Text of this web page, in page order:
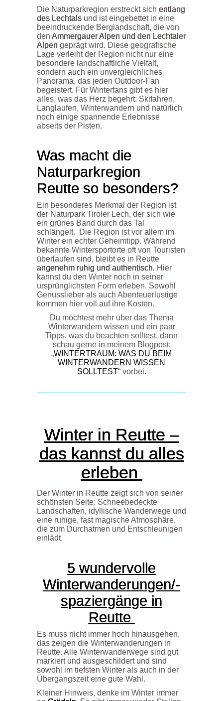
Die Naturparkregion erstreckt sich entlang
des Lechtals und ist eingebettet in eine
beeindruckende Berglandschaft, die von
den Ammergauer Alpen und den Lechtaler
Alpen geprägt wird. Diese geografische
Lage verleiht der Region nicht nur eine
besondere landschaftliche Vielfalt,
sondern auch ein unvergleichliches
Panorama, das jeden Outdoor-Fan
begeistert. Für Winterfans gibt es hier
alles, was das Herz begehrt: Skifahren,
Langlaufen, Winterwandern und natürlich
noch einige spannende Erlebnisse
abseits der Pisten.
Was macht die
Naturparkregion
Reutte so besonders?
Ein besonderes Merkmal der Region ist
der Naturpark Tiroler Lech, der sich wie
ein grünes Band durch das Tal
schlängelt. Die Region ist vor allem im
Winter ein echter Geheimtipp. Während
bekannte Wintersportorte oft von Touristen
überlaufen sind, bleibt es in Reutte
angenehm ruhig und authentisch. Hier
kannst du den Winter noch in seiner
ursprünglichsten Form erleben. Sowohl
Genusslieber als auch Abenteuerlustige
kommen hier voll auf ihre Kosten.
Du möchtest mehr über das Thema
Winterwandern wissen und ein paar
Tipps, was du beachten solltest, dann
schau gerne in meinem Blogpost:
„WINTERTRAUM: WAS DU BEIM
WINTERWANDERN WISSEN
SOLLTEST“ vorbei.
Winter in Reutte –
das kannst du alles
erleben
Der Winter in Reutte zeigt sich von seiner
schönsten Seite: Schneebedeckte
Landschaften, idyllische Wanderwege und
eine ruhige, fast magische Atmosphäre,
die zum Durchatmen und Entschleunigen
einlädt.
5 wundervolle
Winterwanderungen/-
spaziergänge in
Reutte
Es muss nicht immer hoch hinausgehen,
das zeigen die Winterwanderungen in
Reutte. Alle Winterwanderwege sind gut
markiert und ausgeschildert und sind
sowohl im tiefsten Winter als auch in der
Übergangszeit eine gute Wahl.
Kleiner Hinweis, denke im Winter immer